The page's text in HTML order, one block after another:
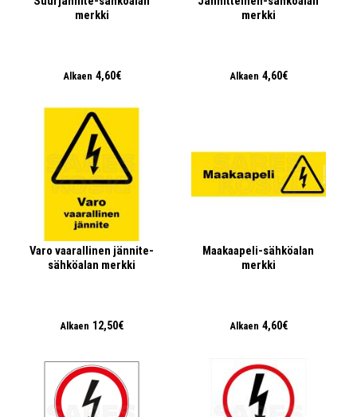
merkki
Alkaen 4,60€
merkki
Alkaen 4,60€
Varo vaarallinen jännite-
sähköalan merkki
Alkaen 12,50€
Maakaapeli-sähköalan
merkki
Alkaen 4,60€